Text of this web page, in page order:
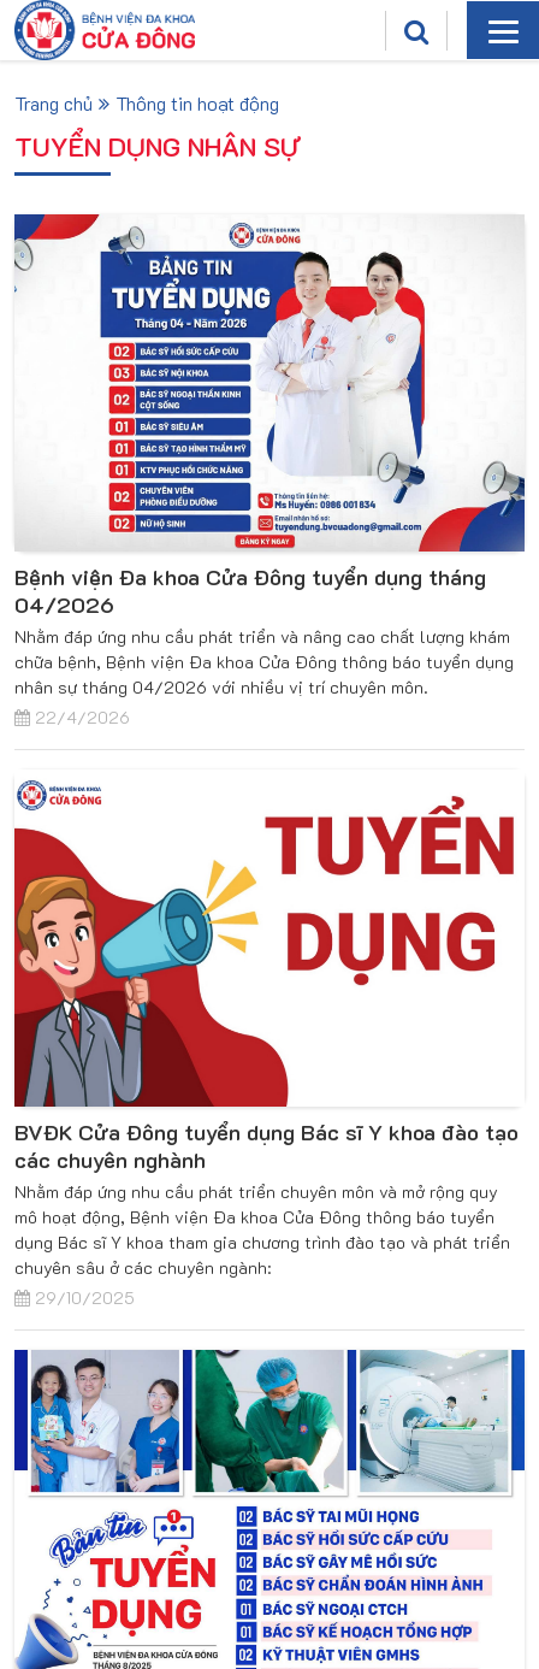
Trang chủ Thông tin hoạt động
TUYỂN DỤNG NHÂN SỰ
Bệnh viện Đa khoa Cửa Đông tuyển dụng tháng
04/2026
Nhằm đáp ứng nhu cầu phát triển và nâng cao chất lượng khám
chữa bệnh, Bệnh viện Đa khoa Cửa Đông thông báo tuyển dụng
nhân sự tháng 04/2026 với nhiều vị trí chuyên môn.
22/4/2026
BVĐK Cửa Đông tuyển dụng Bác sĩ Y khoa đào tạo
các chuyên nghành
Nhằm đáp ứng nhu cầu phát triển chuyên môn và mở rộng quy
mô hoạt động, Bệnh viện Đa khoa Cửa Đông thông báo tuyển
dụng Bác sĩ Y khoa tham gia chương trình đào tạo và phát triển
chuyên sâu ở các chuyên ngành:
29/10/2025